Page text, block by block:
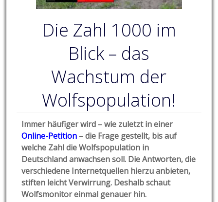
Die Zahl 1000 im
Blick – das
Wachstum der
Wolfspopulation!
Immer häufiger wird – wie zuletzt in einer
Online-Petition – die Frage gestellt, bis auf
welche Zahl die Wolfspopulation in
Deutschland anwachsen soll. Die Antworten, die
verschiedene Internetquellen hierzu anbieten,
stiften leicht Verwirrung. Deshalb schaut
Wolfsmonitor einmal genauer hin.